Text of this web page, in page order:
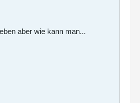
aber wie kann man...